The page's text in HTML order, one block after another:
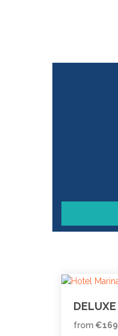
DELUXE
from €169